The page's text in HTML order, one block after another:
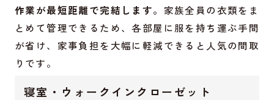
作業が最短距離で完結します。 家族全員の衣類をま
とめて管理できるため、各部屋に服を持ち運ぶ手間
が省け、家事負担を大幅に軽減できると人気の間取
りです。
寝室・ウォークインクローゼット